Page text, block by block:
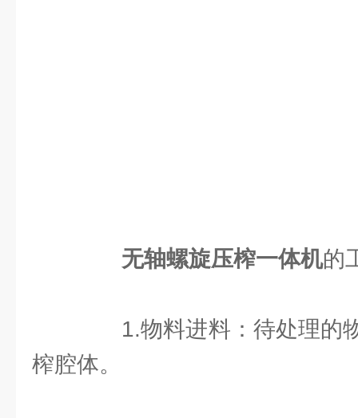
无轴螺旋压榨一体机的
1.物料进料：待处理的
榨腔体。